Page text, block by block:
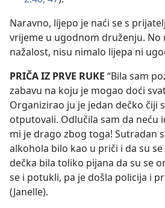
Naravno, lijepo je naći se s
vrijeme u ugodnom druženju. No
nažalost, nisu nimalo lijepa ni
PRIČA IZ PRVE RUKE “Bila sam
zabavu na koju je mogao doći
Organizirao ju je jedan dečko čiji
otputovali. Odlučila sam da neću
mi je drago zbog toga! Sutradan
alkohola bilo kao u priči i da su
dečka bila toliko pijana da su se
se i potukli, pa je došla policija i
(Janelle).